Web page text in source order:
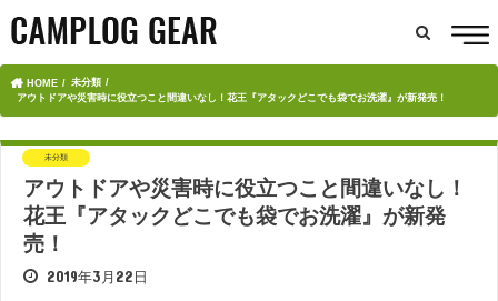
HOME
未分類
アウトドアや災害時に役立つこと間違いなし！花王『アタックどこでも袋でお洗濯』が新発売！
未分類
アウトドアや災害時に役立つこと間違いなし！
花王『アタックどこでも袋でお洗濯』が新発
売！
2019年3月22日